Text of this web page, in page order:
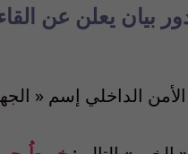
بيان يعلن عن